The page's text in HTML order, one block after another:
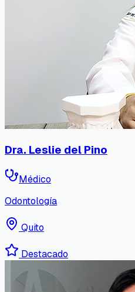
Dra. Leslie del Pino
Médico
Odontología
Quito
Destacado